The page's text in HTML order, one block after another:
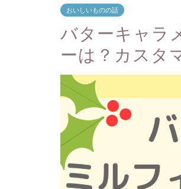
おいしいものの話
バターキャラ
ーは？カスタ